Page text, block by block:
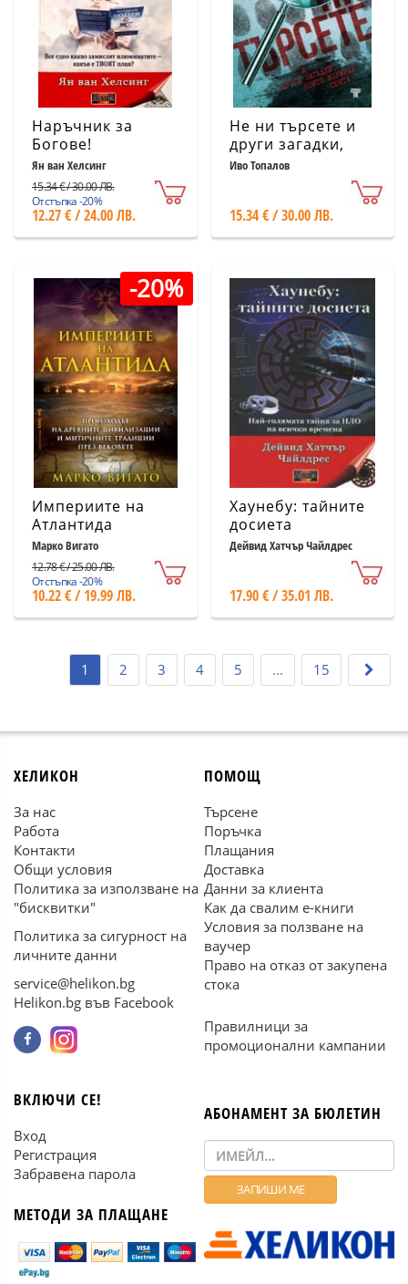
Наръчник за
Богове!
Ян ван Хелсинг
15.34 € / 30.00 ЛВ.
Отстъпка -20%
12.27 € / 24.00 ЛВ.
Не ни търсете и
други загадки,
които изумиха
Иво Топалов
15.34 € / 30.00 ЛВ.
-20%
Империите на
Атлантида
Марко Вигато
12.78 € / 25.00 ЛВ.
Отстъпка -20%
10.22 € / 19.99 ЛВ.
Хаунебу: тайните
досиета
Дейвид Хатчър Чайлдрес
17.90 € / 35.01 ЛВ.
1 2 3 4 5 ... 15
ХЕЛИКОН
За нас
Работа
Контакти
Общи условия
Политика за използване на
"бисквитки"
Политика за сигурност на
личните данни
service@helikon.bg
Helikon.bg във Facebook
ПОМОЩ
Търсене
Поръчка
Плащания
Доставка
Данни за клиента
Как да свалим е-книги
Условия за ползване на
ваучер
Право на отказ от закупена
стока
Правилници за
промоционални кампании
ВКЛЮЧИ СЕ!
Вход
Регистрация
Забравена парола
МЕТОДИ ЗА ПЛАЩАНЕ
АБОНАМЕНТ ЗА БЮЛЕТИН